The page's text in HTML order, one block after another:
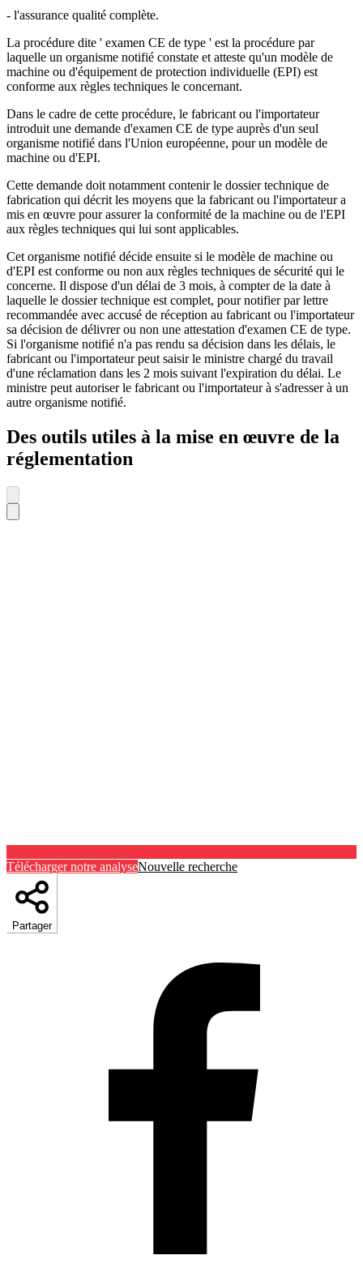
- l'assurance qualité complète.
La procédure dite ' examen CE de type ' est la procédure par
laquelle un organisme notifié constate et atteste qu'un modèle de
machine ou d'équipement de protection individuelle (EPI) est
conforme aux règles techniques le concernant.
Dans le cadre de cette procédure, le fabricant ou l'importateur
introduit une demande d'examen CE de type auprès d'un seul
organisme notifié dans l'Union européenne, pour un modèle de
machine ou d'EPI.
Cette demande doit notamment contenir le dossier technique de
fabrication qui décrit les moyens que la fabricant ou l'importateur a
mis en œuvre pour assurer la conformité de la machine ou de l'EPI
aux règles techniques qui lui sont applicables.
Cet organisme notifié décide ensuite si le modèle de machine ou
d'EPI est conforme ou non aux règles techniques de sécurité qui le
concerne. Il dispose d'un délai de 3 mois, à compter de la date à
laquelle le dossier technique est complet, pour notifier par lettre
recommandée avec accusé de réception au fabricant ou l'importateur
sa décision de délivrer ou non une attestation d'examen CE de type.
Si l'organisme notifié n'a pas rendu sa décision dans les délais, le
fabricant ou l'importateur peut saisir le ministre chargé du travail
d'une réclamation dans les 2 mois suivant l'expiration du délai. Le
ministre peut autoriser le fabricant ou l'importateur à s'adresser à un
autre organisme notifié.
Des outils utiles à la mise en œuvre de la
réglementation
Télécharger notre analyseNouvelle recherche
Partager